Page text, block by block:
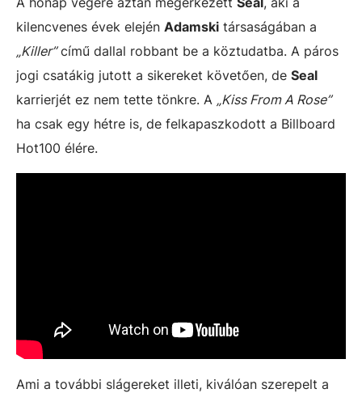
kilencvenes évek elején Adamski társaságában a
„Killer”című dallal robbant be a köztudatba. A páros
jogi csatákig jutott a sikereket követően, de Seal
karrierjét ez nem tette tönkre. A „Kiss From A Rose”
ha csak egy hétre is, de felkapaszkodott a Billboard
Hot100 élére.
Ami a további slágereket illeti, kiválóan szerepelt a